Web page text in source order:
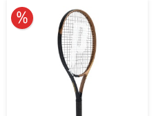
10% obniżone